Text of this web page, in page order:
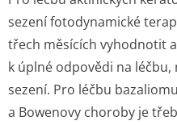
sezení fotodynamické
třech měsících vyhodnotit
k úplné odpovědi na
sezení. Pro léčbu
a Bowenovy choroby je